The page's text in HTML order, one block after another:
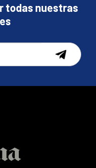
todas nuestras